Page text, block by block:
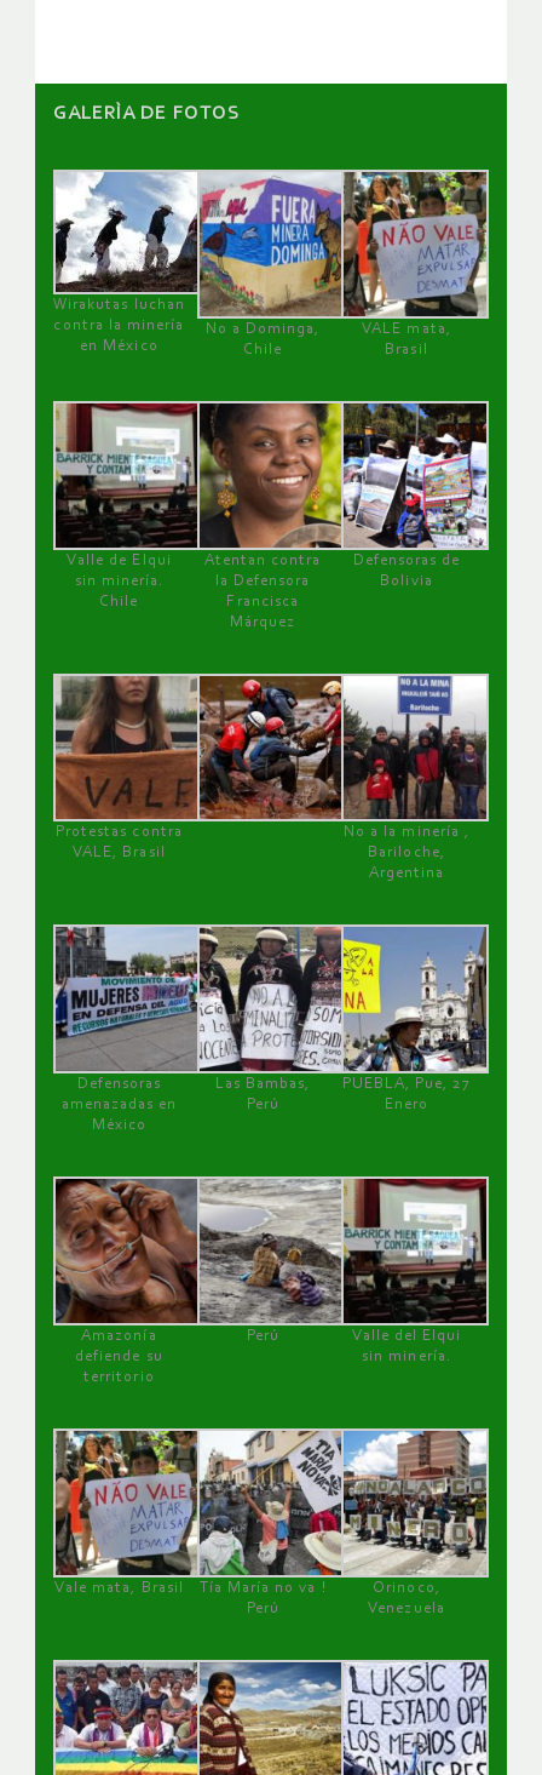
GALERÌA DE FOTOS
Wirakutas luchan
contra la minería
en México
No a Dominga,
Chile
VALE mata,
Brasil
Valle de Elqui
sin minería.
Chile
Atentan contra
la Defensora
Francisca
Márquez
Defensoras de
Bolivia
Protestas contra
VALE, Brasil
No a la minería ,
Bariloche,
Argentina
Defensoras
amenazadas en
México
Las Bambas,
Perú
PUEBLA, Pue, 27
Enero
Amazonía
defiende su
territorio
Perú
Valle del Elqui
sin minería.
Vale mata, Brasil
Tía María no va !
Perú
Orinoco,
Venezuela